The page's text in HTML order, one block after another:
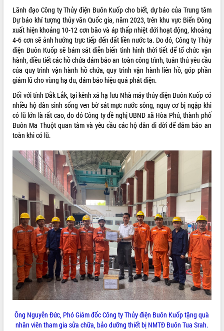
VIDEO
Không có file video nào để phát.
LIÊN KẾT WEB
THỐNG KÊ TRUY CẬP
Hôm nay: 26954
Tất cả: 66072277
Lãnh đạo Công ty Thủy điện Buôn Kuốp cho biết, dự báo của Trung tâm
Dự báo khí tượng thủy văn Quốc gia, năm 2023, trên khu vực Biển Đông
xuất hiện khoảng 10-12 cơn bão và áp thấp nhiệt đới hoạt động, khoảng
4-6 cơn sẽ ảnh hưởng trực tiếp đến đất liền nước ta. Do đó, Công ty Thủy
điện Buôn Kuốp sẽ bám sát diễn biến tình hình thời tiết để tổ chức vận
hành, điều tiết các hồ chứa đảm bảo an toàn công trình, tuân thủ yêu cầu
của quy trình vận hành hồ chứa, quy trình vận hành liên hồ, góp phần
giảm lũ cho vùng hạ du, đảm bảo hiệu quả phát điện.
Đối với tỉnh Đắk Lắk, tại kênh xả hạ lưu Nhà máy thủy điện Buôn Kuốp có
nhiều hộ dân sinh sống ven bờ sát mực nước sông, nguy cơ bị ngập khi
có lũ lớn là rất cao, do đó Công ty đề nghị UBND xã Hòa Phú, thành phố
Buôn Ma Thuột quan tâm và yêu cầu các hộ dân di dời để đảm bảo an
toàn khi có lũ.
Ông Nguyễn Đức, Phó Giám đốc Công ty Thủy điện Buôn Kuốp tặng quà
nhân viên tham gia sửa chữa,bảo dưỡng thiết bị NMTĐ Buôn Tua Srah.